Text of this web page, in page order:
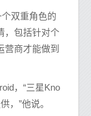
双重角色的
，包括针对个
营商才能做到
，“三星Kno
，”他说。